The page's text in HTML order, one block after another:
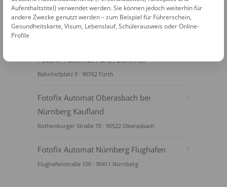
Fotofix Automat Fürth Bahnhof
Bahnhofplatz 9 · 90762 Fürth
Fotofix Automat Oberasbach bei
Nürnberg Kaufland
Rothenburger Straße 70 · 90522 Oberasbach
Fotofix Automat Nürnberg Flughafen
Flughafenstraße 100 · 90411 Nürnberg
Aufenthaltstitel) verwendet werden. Sie können jedoch weiterhin für
andere Zwecke genutzt werden – zum Beispiel für Führerschein,
Gesundheitskarte, Visum, Lebenslauf, Schülerausweis oder Online-
Profile